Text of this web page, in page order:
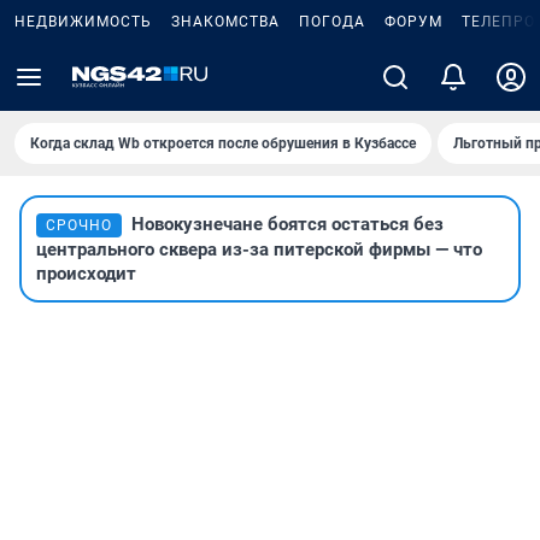
НЕДВИЖИМОСТЬ ЗНАКОМСТВА ПОГОДА ФОРУМ
Когда склад Wb откроется после обрушения в Кузбассе Льготный
СРОЧНО
Новокузнечане боятся остаться без
центрального сквера из-за питерской фирмы — что
происходит